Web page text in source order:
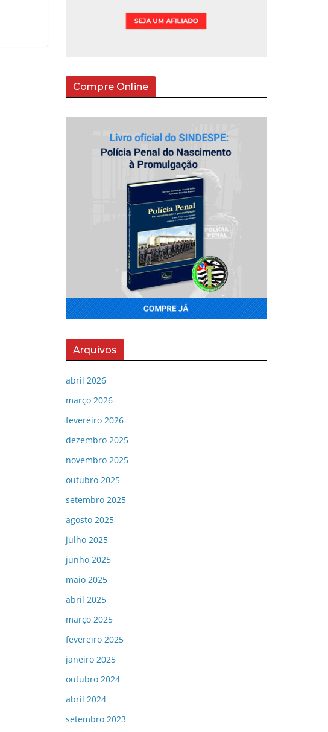
Compre Online
Arquivos
abril 2026
março 2026
fevereiro 2026
dezembro 2025
novembro 2025
outubro 2025
setembro 2025
agosto 2025
julho 2025
junho 2025
maio 2025
abril 2025
março 2025
fevereiro 2025
janeiro 2025
outubro 2024
abril 2024
setembro 2023